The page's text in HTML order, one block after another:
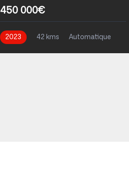
450 000€
2023 42 kms
Automatique